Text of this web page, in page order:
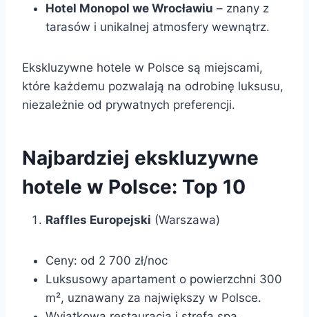
Hotel Monopol we Wrocławiu – znany z
tarasów i unikalnej atmosfery wewnątrz.
Ekskluzywne hotele w Polsce są miejscami,
które każdemu pozwalają na odrobinę luksusu,
niezależnie od prywatnych preferencji.
Najbardziej ekskluzywne
hotele w Polsce: Top 10
Raffles Europejski (Warszawa)
Ceny: od 2 700 zł/noc
Luksusowy apartament o powierzchni 300
m², uznawany za największy w Polsce.